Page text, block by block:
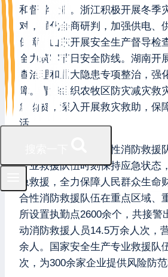
和督导检查。浙江积极开展冬季
对，强化会商研判，加强供电、
保障。山东开展安全生产督导检
全力筑牢节日安全防线。湖南开
查治理和重大隐患专项整治，强
障。青海组织农牧区防灾减灾救
急物资，深入开展救灾救助，保
活。
元旦假期，国家综合性消防救援
专业救援队伍时刻保持应急状态
急救援，全力保障人民群众生命
合性消防救援队伍在重点区域、
所设置执勤点2600余个，共接警
动消防救援人员14.5万余人次，
余人。国家安全生产专业救援队
次，为300余家企业提供风险防范